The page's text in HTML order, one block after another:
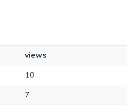
views
10
7